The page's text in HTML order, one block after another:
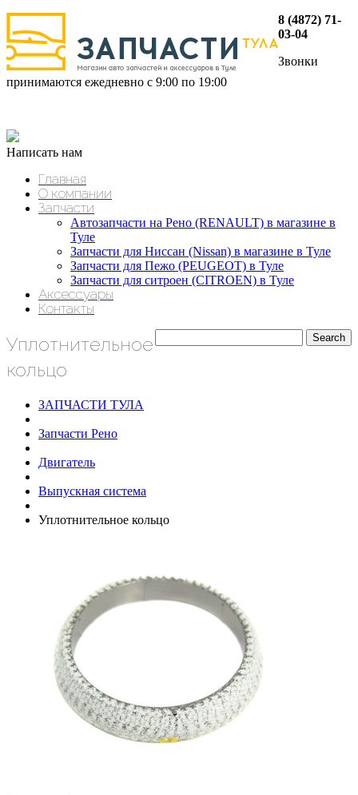
8 (4872) 71-
03-04
Звонки
принимаются ежедневно с 9:00 по 19:00
Написать нам
Главная
О компании
Запчасти
Автозапчасти на Рено (RENAULT) в магазине в
Туле
Запчасти для Ниссан (Nissan) в магазине в Туле
Запчасти для Пежо (PEUGEOT) в Туле
Запчасти для ситроен (CITROEN) в Туле
Аксессуары
Контакты
Уплотнительное
кольцо
ЗАПЧАСТИ ТУЛА
Запчасти Рено
Двигатель
Выпускная система
Уплотнительное кольцо